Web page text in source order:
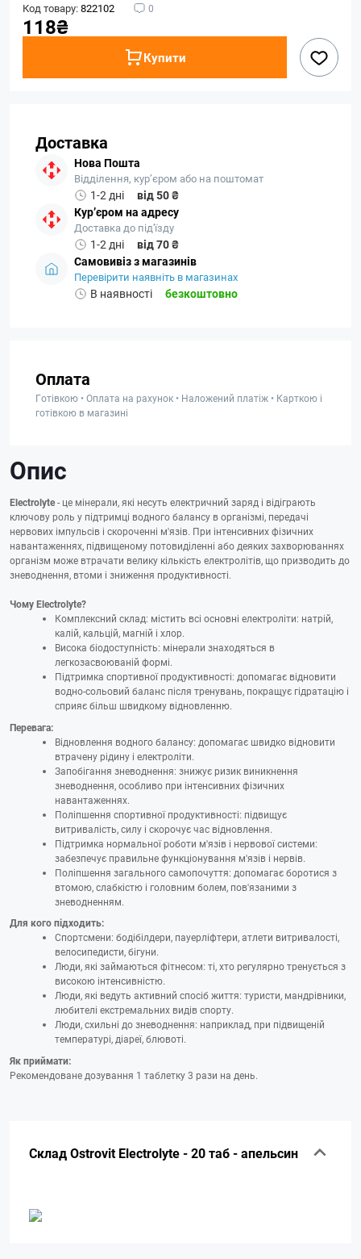
Код товару:822102 0
118₴
Купити
Доставка
Нова Пошта
Відділення, кур’єром або на поштомат
1-2 дні
від 50 ₴
Кур’єром на адресу
Доставка до під'їзду
1-2 дні
від 70 ₴
Самовивіз з магазинів
Перевірити наявніть в магазинах
В наявності безкоштовно
Оплата
Готівкою • Оплата на рахунок • Наложений платіж • Карткою і
готівкою в магазині
Опис
Electrolyte- це мінерали, які несуть електричний заряд і відіграють
ключову роль у підтримці водного балансу в організмі, передачі
нервових імпульсів і скороченні м'язів. При інтенсивних фізичних
навантаженнях, підвищеному потовиділенні або деяких захворюваннях
організм може втрачати велику кількість електролітів, що призводить до
зневоднення, втоми і зниження продуктивності.
ЧомуElectrolyte?
Комплексний склад: містить всі основні електроліти: натрій,
калій, кальцій, магній і хлор.
Висока біодоступність: мінерали знаходяться в
легкозасвоюваній формі.
Підтримка спортивної продуктивності: допомагає відновити
водно-сольовий баланс після тренувань, покращує гідратацію і
сприяє більш швидкому відновленню.
Перевага:
Відновлення водного балансу: допомагає швидко відновити
втрачену рідину і електроліти.
Запобігання зневоднення: знижує ризик виникнення
зневоднення, особливо при інтенсивних фізичних
навантаженнях.
Поліпшення спортивної продуктивності: підвищує
витривалість, силу і скорочує час відновлення.
Підтримка нормальної роботи м'язів і нервової системи:
забезпечує правильне функціонування м'язів і нервів.
Поліпшення загального самопочуття: допомагає боротися з
втомою, слабкістю і головним болем, пов'язаними з
зневодненням.
Для кого підходить:
Спортсмени: бодібілдери, пауерліфтери, атлети витривалості,
велосипедисти, бігуни.
Люди, які займаються фітнесом: ті, хто регулярно тренується з
високою інтенсивністю.
Люди, які ведуть активний спосіб життя: туристи, мандрівники,
любителі екстремальних видів спорту.
Люди, схильні до зневоднення: наприклад, при підвищеній
температурі, діареї, блювоті.
Як приймати:
Рекомендоване дозування 1 таблетку 3 рази на день.
Склад Ostrovit Electrolyte - 20 таб - апельсин